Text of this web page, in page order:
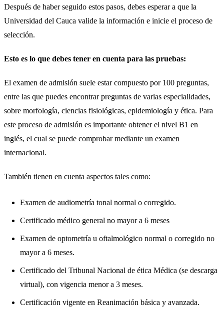
Después de haber seguido estos pasos, debes esperar a que la
Universidad del Cauca valide la información e inicie el proceso de
selección.
Esto es lo que debes tener en cuenta para las pruebas:
El examen de admisión suele estar compuesto por 100 preguntas,
entre las que puedes encontrar preguntas de varias especialidades,
sobre morfología, ciencias fisiológicas, epidemiología y ética. Para
este proceso de admisión es importante obtener el nivel B1 en
inglés, el cual se puede comprobar mediante un examen
internacional.
También tienen en cuenta aspectos tales como:
Examen de audiometría tonal normal o corregido.
Certificado médico general no mayor a 6 meses
Examen de optometría u oftalmológico normal o corregido no
mayor a 6 meses.
Certificado del Tribunal Nacional de ética Médica (se descarga
virtual), con vigencia menor a 3 meses.
Certificación vigente en Reanimación básica y avanzada.